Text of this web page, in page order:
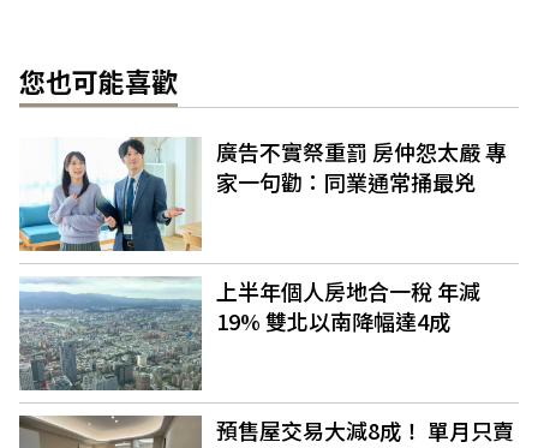
您也可能喜歡
廣告不實祭重罰 房仲怨太嚴 專
家一句勸：同業通常捅最兇
上半年個人房地合一稅 年減
19% 雙北以南降幅達4成
預售屋交易大減8成！ 單月只賣